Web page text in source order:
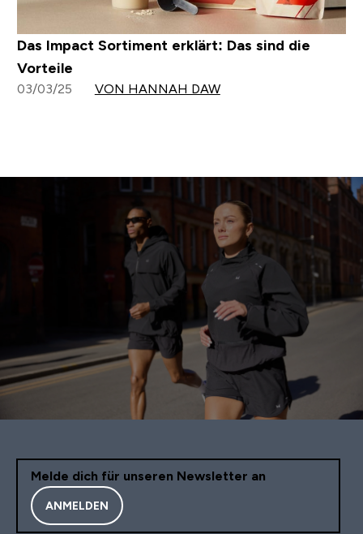
Das Impact Sortiment erklärt: Das sind die
Vorteile
03/03/25 VON HANNAH DAW
Melde dich für unseren Newsletter an
ANMELDEN